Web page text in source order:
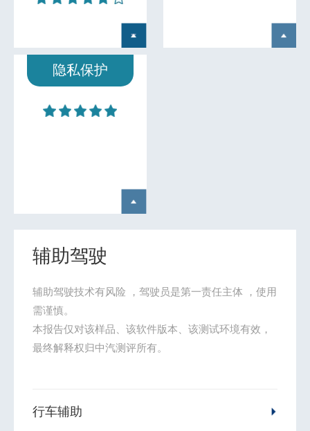
隐私保护
辅助驾驶
辅助驾驶技术有风险 ，驾驶员是第一责任主体 ，使用
需谨慎。
本报告仅对该样品、该软件版本、该测试环境有效，
最终解释权归中汽测评所有。
行车辅助